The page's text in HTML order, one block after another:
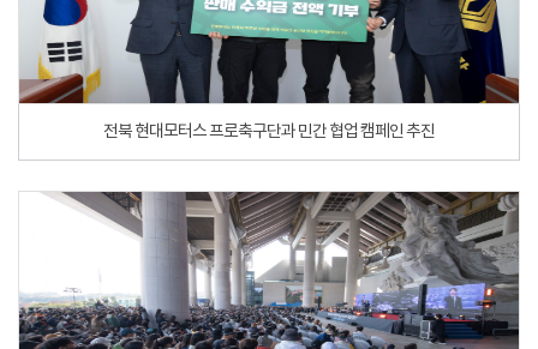
전북 현대모터스 프로축구단과 민간 협업 캠페인 추진